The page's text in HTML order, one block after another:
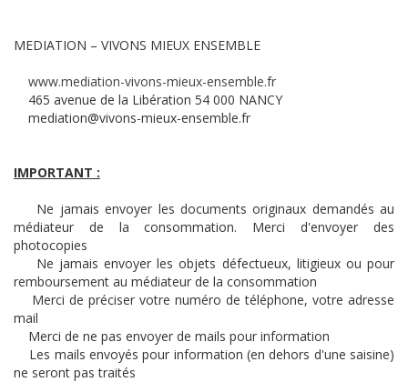
MEDIATION – VIVONS MIEUX ENSEMBLE
www.mediation-vivons-mieux-ensemble.fr
465 avenue de la Libération 54 000 NANCY
mediation@vivons-mieux-ensemble.fr
IMPORTANT :
Ne jamais envoyer les documents originaux demandés au
médiateur de la consommation. Merci d'envoyer des
photocopies
Ne jamais envoyer les objets défectueux, litigieux ou pour
remboursement au médiateur de la consommation
Merci de préciser votre numéro de téléphone, votre adresse
mail
Merci de ne pas envoyer de mails pour information
Les mails envoyés pour information (en dehors d'une saisine)
ne seront pas traités